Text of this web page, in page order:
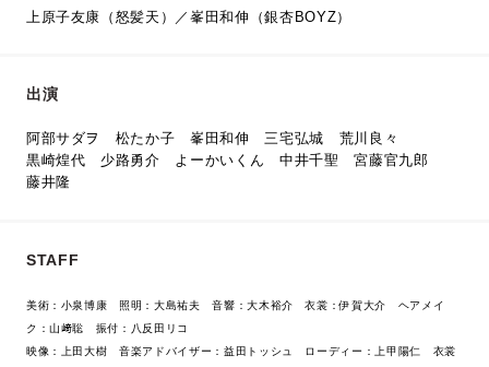
上原子友康（怒髪天）／峯田和伸（銀杏BOYZ）
出演
阿部サダヲ 松たか子 峯田和伸 三宅弘城
荒川良々
黒崎煌代
少路勇介 よーかいくん 中井千聖
宮藤官九郎
藤井隆
STAFF
美術：小泉博康 照明：大島祐夫 音響：大木裕介 衣裳：伊賀大介 ヘアメイ
ク：山﨑聡 振付：八反田リコ
映像：上田大樹 音楽アドバイザー：益田トッシュ ローディー：上甲陽仁 衣裳